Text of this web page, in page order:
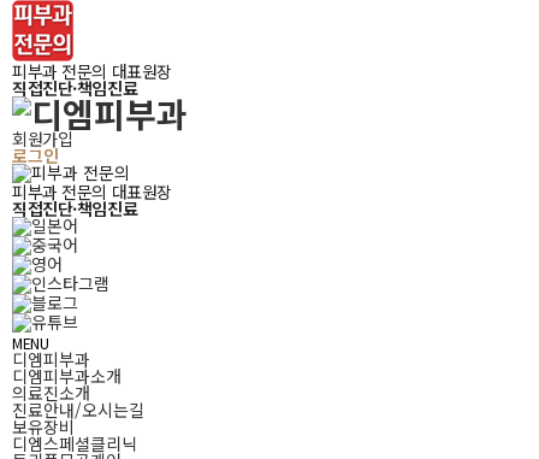
피부과 전문의 대표원장
직접진단·책임진료
회원가입
로그인
피부과 전문의 대표원장
직접진단·책임진료
MENU
디엠피부과
디엠피부과소개
의료진소개
진료안내/오시는길
보유장비
디엠스페셜클리닉